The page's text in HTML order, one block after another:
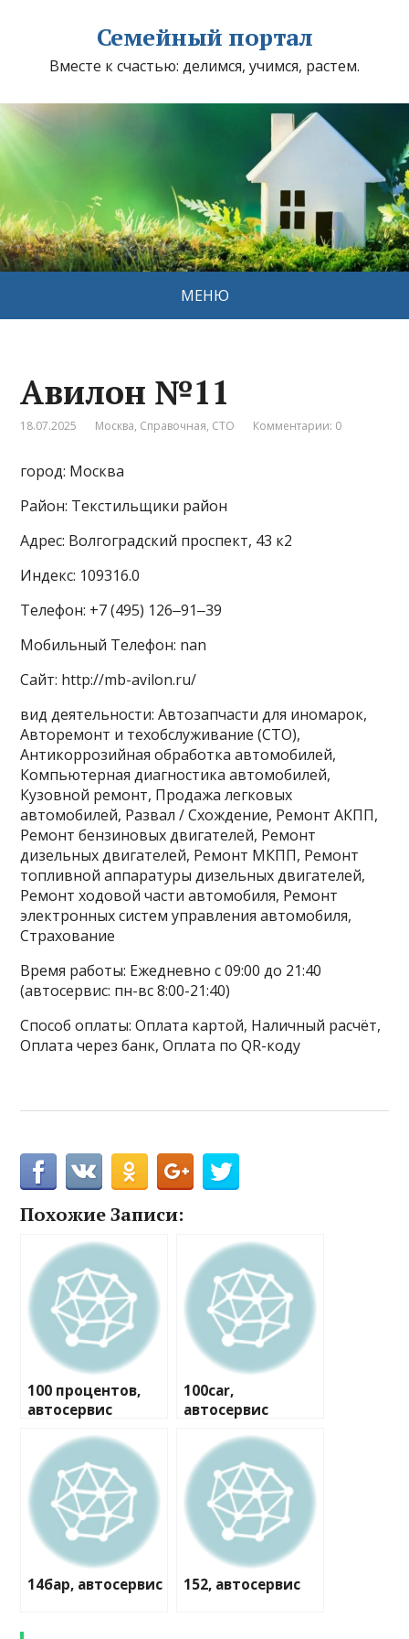
Семейный портал
Вместе к счастью: делимся, учимся, растем.
МЕНЮ
Авилон №11
18.07.2025 Москва, Справочная, СТО Комментарии: 0
город: Москва
Район: Текстильщики район
Адрес: Волгоградский проспект, 43 к2
Индекс: 109316.0
Телефон: +7 (495) 126‒91‒39
Мобильный Телефон: nan
Сайт: http://mb-avilon.ru/
вид деятельности: Автозапчасти для иномарок,
Авторемонт и техобслуживание (СТО),
Антикоррозийная обработка автомобилей,
Компьютерная диагностика автомобилей,
Кузовной ремонт, Продажа легковых
автомобилей, Развал / Схождение, Ремонт АКПП,
Ремонт бензиновых двигателей, Ремонт
дизельных двигателей, Ремонт МКПП, Ремонт
топливной аппаратуры дизельных двигателей,
Ремонт ходовой части автомобиля, Ремонт
электронных систем управления автомобиля,
Страхование
Время работы: Ежедневно с 09:00 до 21:40
(автосервис: пн-вс 8:00-21:40)
Способ оплаты: Оплата картой, Наличный расчёт,
Оплата через банк, Оплата по QR-коду
Похожие Записи:
100 процентов,
автосервис
100car,
автосервис
14бар, автосервис 152, автосервис